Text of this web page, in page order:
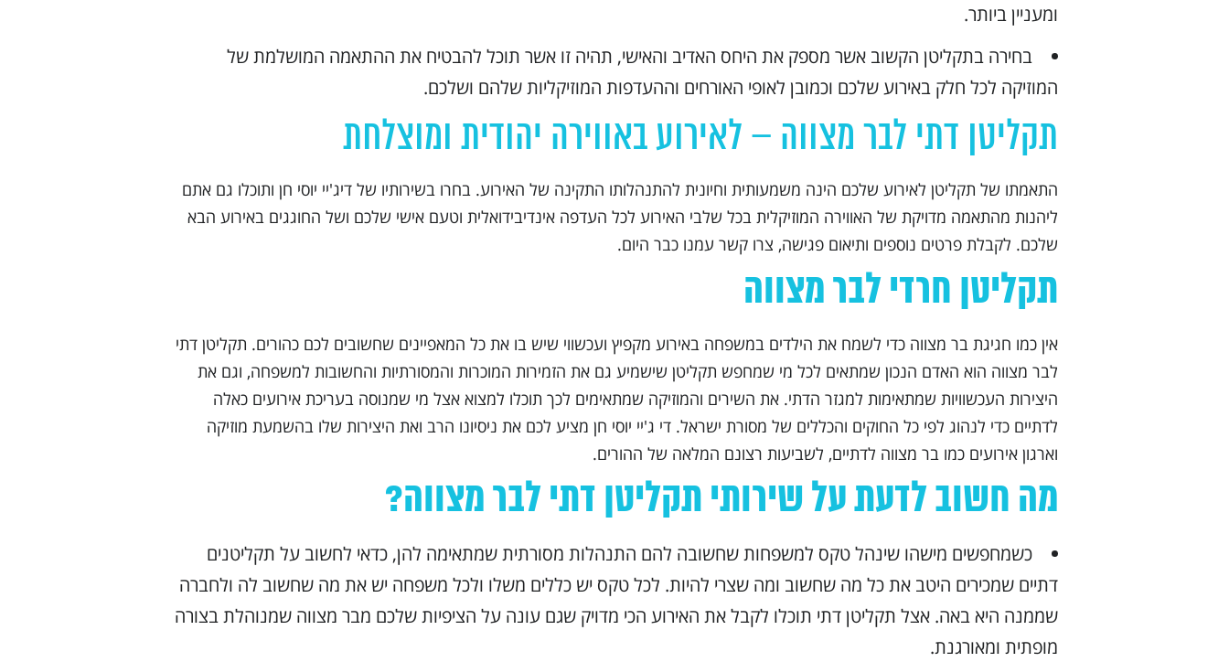
ומעניין ביותר.
בחירה בתקליטן הקשוב אשר מספק את היחס האדיב והאישי, תהיה זו אשר תוכל להבטיח את ההתאמה המושלמת של
המוזיקה לכל חלק באירוע שלכם וכמובן לאופי האורחים וההעדפות המוזיקליות שלהם ושלכם.
תקליטן דתי לבר מצווה – לאירוע באווירה יהודית ומוצלחת
התאמתו של תקליטן לאירוע שלכם הינה משמעותית וחיונית להתנהלותו התקינה של האירוע. בחרו בשירותיו של דיג'יי יוסי חן ותוכלו גם אתם
ליהנות מהתאמה מדויקת של האווירה המוזיקלית בכל שלבי האירוע לכל העדפה אינדיבידואלית וטעם אישי שלכם ושל החוגגים באירוע הבא
שלכם. לקבלת פרטים נוספים ותיאום פגישה, צרו קשר עמנו כבר היום.
תקליטן חרדי לבר מצווה
אין כמו חגיגת בר מצווה כדי לשמח את הילדים במשפחה באירוע מקפיץ ועכשווי שיש בו את כל המאפיינים שחשובים לכם כהורים. תקליטן דתי
לבר מצווה הוא האדם הנכון שמתאים לכל מי שמחפש תקליטן שישמיע גם את הזמירות המוכרות והמסורתיות והחשובות למשפחה, וגם את
היצירות העכשוויות שמתאימות למגזר הדתי. את השירים והמוזיקה שמתאימים לכך תוכלו למצוא אצל מי שמנוסה בעריכת אירועים כאלה
לדתיים כדי לנהוג לפי כל החוקים והכללים של מסורת ישראל. די ג'יי יוסי חן מציע לכם את ניסיונו הרב ואת היצירות שלו בהשמעת מוזיקה
וארגון אירועים כמו בר מצווה לדתיים, לשביעות רצונם המלאה של ההורים.
מה חשוב לדעת על שירותי תקליטן דתי לבר מצווה?
כשמחפשים מישהו שינהל טקס למשפחות שחשובה להם התנהלות מסורתית שמתאימה להן, כדאי לחשוב על תקליטנים
דתיים שמכירים היטב את כל מה שחשוב ומה שצרי להיות. לכל טקס יש כללים משלו ולכל משפחה יש את מה שחשוב לה ולחברה
שממנה היא באה. אצל תקליטן דתי תוכלו לקבל את האירוע הכי מדויק שגם עונה על הציפיות שלכם מבר מצווה שמנוהלת בצורה
מופתית ומאורגנת.